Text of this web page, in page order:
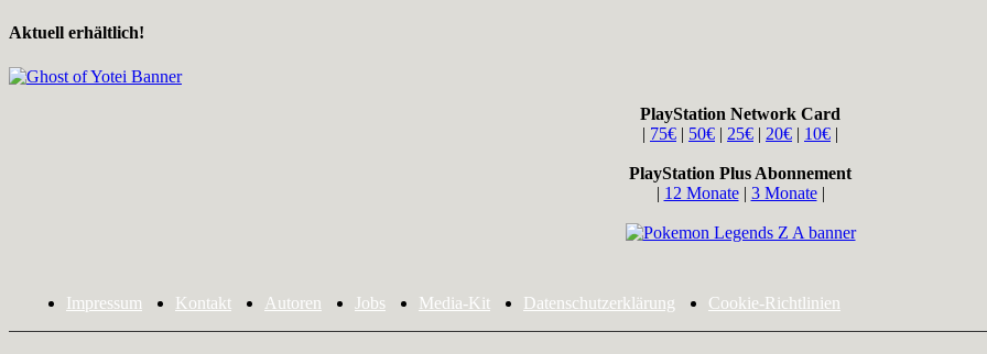
Aktuell erhältlich!
PlayStation Network Card
| 75€ | 50€ | 25€ | 20€ | 10€ |
PlayStation Plus Abonnement
| 12 Monate| 3 Monate|
Impressum Kontakt Autoren Jobs Media-Kit Datenschutzerklärung Cookie-Richtlinien